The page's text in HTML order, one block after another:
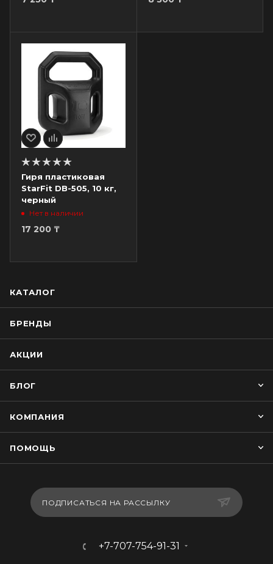
Гиря пластиковая
StarFit DB-505, 10 кг,
черный
Нет в наличии
17 200 ₸
КАТАЛОГ
БРЕНДЫ
АКЦИИ
БЛОГ
КОМПАНИЯ
ПОМОЩЬ
ПОДПИСАТЬСЯ НА РАССЫЛКУ
+7-707-754-91-31